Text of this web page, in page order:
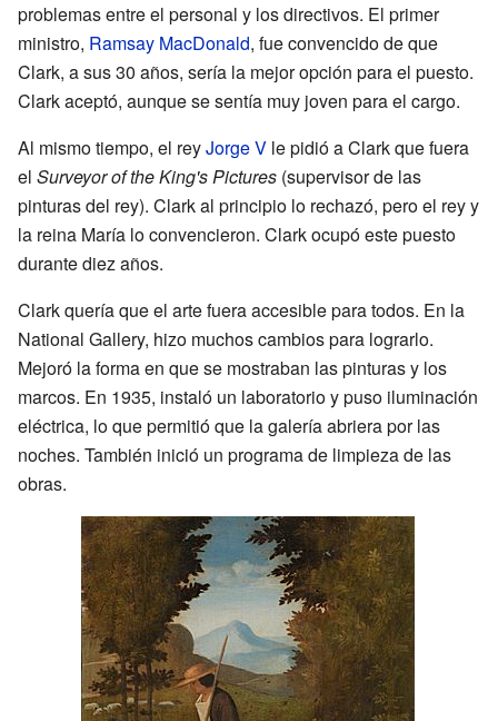
problemas entre el personal y los directivos. El primer
ministro, Ramsay MacDonald, fue convencido de que
Clark, a sus 30 años, sería la mejor opción para el puesto.
Clark aceptó, aunque se sentía muy joven para el cargo.
Al mismo tiempo, el reyJorge V le pidió a Clark que fuera
el Surveyor of the King's Pictures (supervisor de las
pinturas del rey). Clark al principio lo rechazó, pero el rey y
la reina María lo convencieron. Clark ocupó este puesto
durante diez años.
Clark quería que el arte fuera accesible para todos. En la
National Gallery, hizo muchos cambios para lograrlo.
Mejoró la forma en que se mostraban las pinturas y los
marcos. En 1935, instaló un laboratorio y puso iluminación
eléctrica, lo que permitió que la galería abriera por las
noches. También inició un programa de limpieza de las
obras.